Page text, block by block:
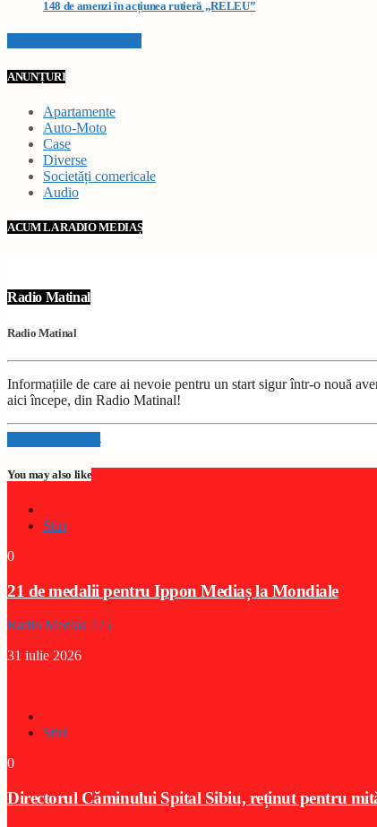
148 de amenzi în acțiunea rutieră „RELEU”
ANUNȚURI
Apartamente
Auto-Moto
Case
Diverse
Societăți comericale
Audio
ACUM LA RADIO MEDIAȘ
Radio Matinal
Radio Matinal
Informațiile de care ai nevoie pentru un start sigur într-o nouă
aici începe, din Radio Matinal!
Info and episodes
You may also like
Stiri
0
21 de medalii pentru Ippon Mediaș la Mondiale
Radio Medias 725
31 iulie 2026
Stiri
0
Directorul Căminului Spital Sibiu, reținut pentru